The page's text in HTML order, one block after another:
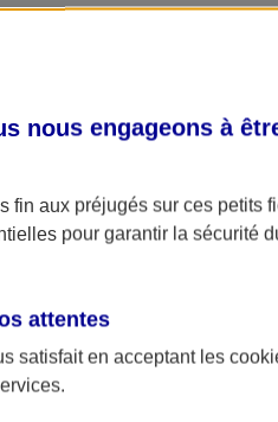
nous engageons à
fin aux préjugés sur ces petits
pour garantir la sécurité
attentes
satisfait en acceptant les